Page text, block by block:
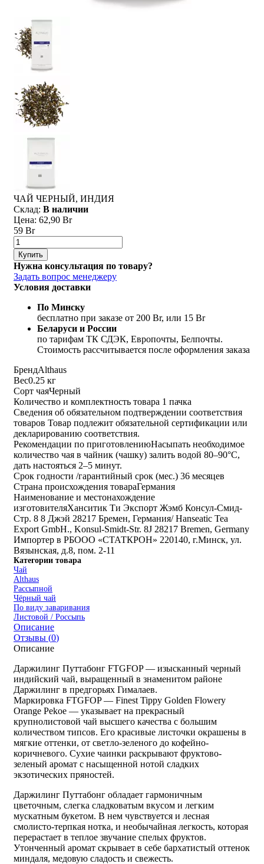
ЧАЙ ЧЕРНЫЙ, ИНДИЯ
Склад: В наличии
Цена: 62,90 Br
59 Br
Купить
Нужна консультация по товару?
Задать вопрос менеджеру
Условия доставки
По Минску
бесплатно при заказе от 200 Br, или 15 Br
Беларуси и России
по тарифам ТК СДЭК, Европочты, Белпочты.
Стоимость рассчитывается после оформления заказа
БрендAlthaus
Вес0.25 кг
Сорт чаяЧерный
Количество и комплектность товара 1 пачка
Сведения об обязательном подтверждении соответствия
товаров Товар подлежит обязательной сертификации или
декларированию соответствия.
Рекомендации по приготовлениюНасыпать необходимое
количество чая в чайник (чашку) залить водой 80–90°C,
дать настояться 2–5 минут.
Срок годности /гарантийный срок (мес.) 36 месяцев
Страна происхождения товараГермания
Наименование и местонахождение
изготовителяХанситик Ти Экспорт Жэмб Консул-Смид-
Стр. 8 8 Джэй 28217 Бремен, Германия/ Hanseatic Tea
Export GmbH., Konsul-Smidt-Str. 8J 28217 Bremen, Germany
Импортер в РБООО «СТАТКРОН» 220140, г.Минск, ул.
Вязынская, д.8, пом. 2-11
Категории товара
Чай
Althaus
Рассыпной
Чёрный чай
По виду заваривания
Листовой / Россыпь
Описание
Отзывы (0)
Описание
Даржилинг Путтабонг FTGFOP — изысканный черный
индийский чай, выращенный в знаменитом районе
Даржилинг в предгорьях Гималаев.
Маркировка FTGFOP — Finest Tippy Golden Flowery
Orange Pekoe — указывает на прекрасный
крупнолистовой чай высшего качества с большим
количеством типсов. Его красивые листочки окрашены в
мягкие оттенки, от светло-зеленого до кофейно-
коричневого. Сухие чаинки раскрывают фруктово-
зеленый аромат с насыщенной нотой сладких
экзотических пряностей.
Даржилинг Путтабонг обладает гармоничным
цветочным, слегка сладковатым вкусом и легким
мускатным букетом. В нем чувствуется и лесная
смолисто-терпкая нотка, и необычайная легкость, которая
перерастает в теплое звучание спелых фруктов.
Утонченный аромат скрывает в себе бархатистый оттенок
миндаля, медовую сладость и свежесть.